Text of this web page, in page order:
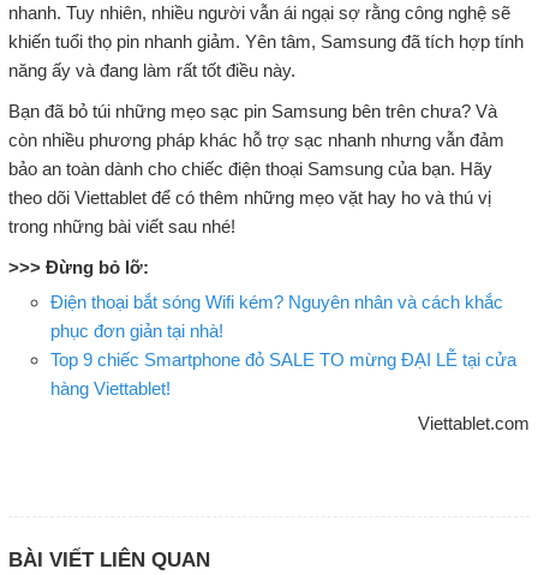
nhanh. Tuy nhiên, nhiều người vẫn ái ngại sợ rằng công nghệ sẽ
khiến tuổi thọ pin nhanh giảm. Yên tâm, Samsung đã tích hợp tính
năng ấy và đang làm rất tốt điều này.
Bạn đã bỏ túi những mẹo sạc pin Samsung bên trên chưa? Và
còn nhiều phương pháp khác hỗ trợ sạc nhanh nhưng vẫn đảm
bảo an toàn dành cho chiếc điện thoại Samsung của bạn. Hãy
theo dõi Viettablet để có thêm những mẹo vặt hay ho và thú vị
trong những bài viết sau nhé!
>>> Đừng bỏ lỡ:
Điện thoại bắt sóng Wifi kém? Nguyên nhân và cách khắc
phục đơn giản tại nhà!
Top 9 chiếc Smartphone đỏ SALE TO mừng ĐẠI LỄ tại cửa
hàng Viettablet!
Viettablet.com
BÀI VIẾT LIÊN QUAN